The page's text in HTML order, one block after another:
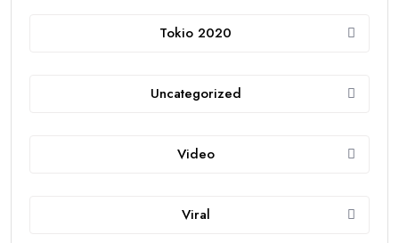
Tokio 2020
Uncategorized
Video
Viral